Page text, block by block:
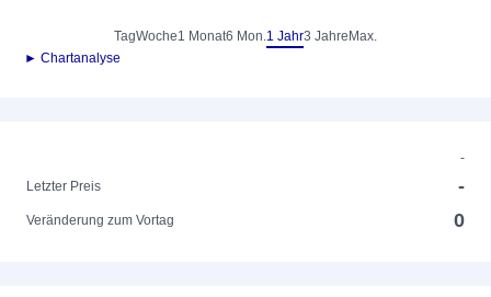
TagWoche1 Monat6 Mon.1 Jahr3 Jahre Max.
► Chartanalyse
-
Letzter Preis
-
Veränderung zum Vortag 0